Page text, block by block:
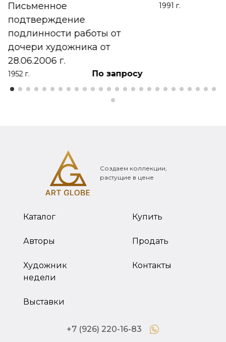
Письменное
подтверждение
подлинности работы от
дочери художника от
28.06.2006 г.
1952 г. По запросу
1991 г.
Создаем коллекции,
растущие в цене
Каталог
Авторы
Художник
недели
Выставки
Купить
Продать
Контакты
+7 (926) 220-16-83